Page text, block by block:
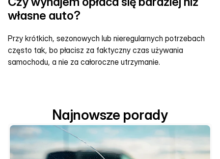
własne auto?
Przy krótkich, sezonowych lub nieregularnych potrzebach
często tak, bo płacisz za faktyczny czas używania
samochodu, a nie za całoroczne utrzymanie.
Najnowsze porady